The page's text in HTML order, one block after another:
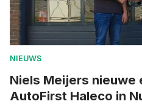
NIEUWS
Niels Meijers nieuwe
AutoFirst Haleco in